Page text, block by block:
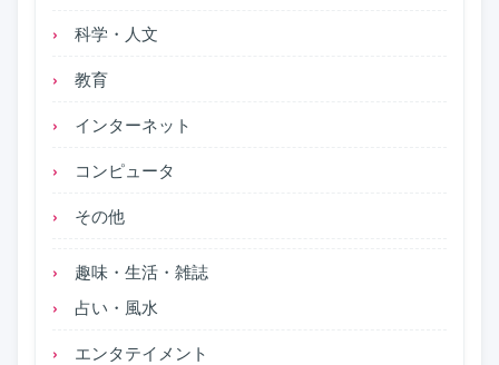
科学・人文
教育
インターネット
コンピュータ
その他
趣味・生活・雑誌
占い・風水
エンタテイメント